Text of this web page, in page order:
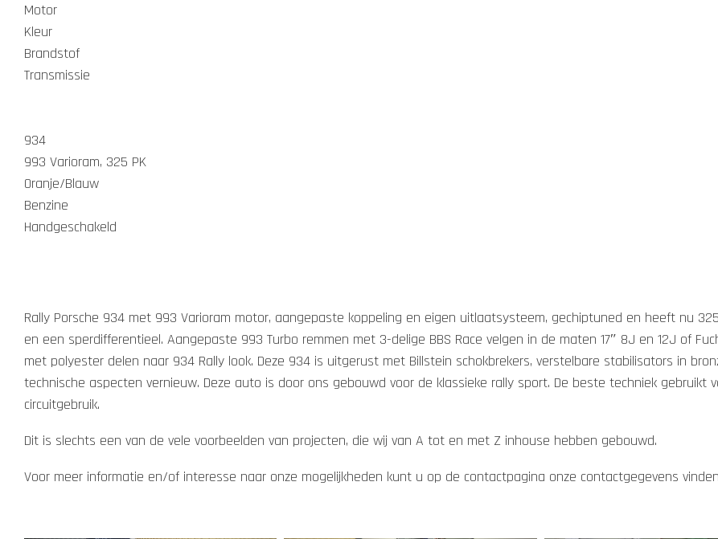
Motor
Kleur
Brandstof
Transmissie
934
993 Varioram, 325 PK
Oranje/Blauw
Benzine
Handgeschakeld
Rally Porsche 934 met 993 Varioram motor, aangepaste koppeling en eigen uitlaatsysteem, gechiptuned en heeft nu
en een sperdifferentieel. Aangepaste 993 Turbo remmen met 3-delige BBS Race velgen in de maten 17″ 8J en 12J of
met polyester delen naar 934 Rally look. Deze 934 is uitgerust met Billstein schokbrekers, verstelbare stabilisators in
technische aspecten vernieuw. Deze auto is door ons gebouwd voor de klassieke rally sport. De beste techniek gebruikt
circuitgebruik.
Dit is slechts een van de vele voorbeelden van projecten, die wij van A tot en met Z inhouse hebben gebouwd.
Voor meer informatie en/of interesse naar onze mogelijkheden kunt u op de contactpagina onze contactgegevens